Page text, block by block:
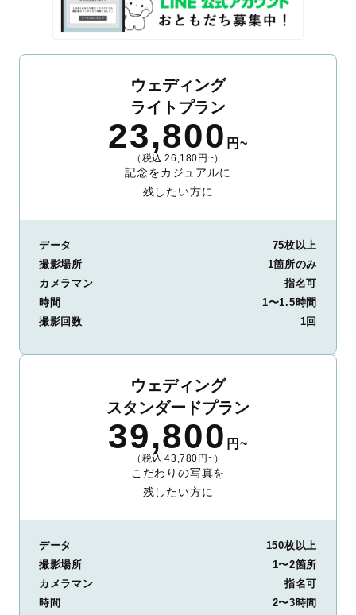
ウェディング
ライトプラン
23,800 円~
（税込 26,180円~）
記念をカジュアルに
残したい方に
データ
75枚以上
撮影場所
1箇所のみ
カメラマン
指名可
時間
1〜1.5時間
撮影回数
1回
ウェディング
スタンダードプラン
39,800 円~
（税込 43,780円~）
こだわりの写真を
残したい方に
データ
150枚以上
撮影場所
1〜2箇所
カメラマン
指名可
時間
2〜3時間